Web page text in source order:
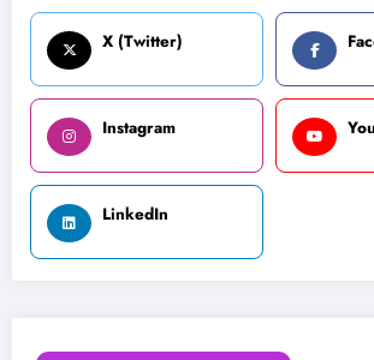
X (Twitter)
Instagram
LinkedIn